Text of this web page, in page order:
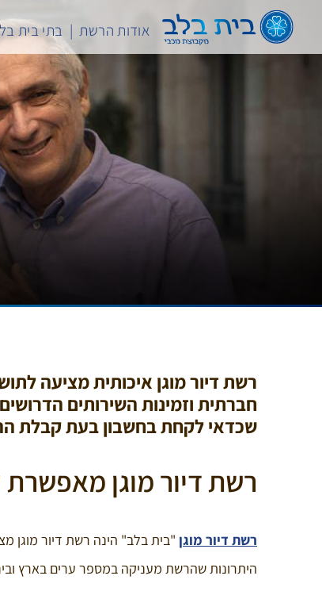
אודות הרשת בתי בית
רשת דיור מוגן איכותית מציעה
חברתית וזמינות השירותים
שכדאי לקחת בחשבון בעת קבלת
רשת דיור מוגן מאפשרת
רשת דיור מוגן "בית בלב" הינה רשת דיור מוגן
היתרונות שהרשת מעניקה במספר ערים בארץ